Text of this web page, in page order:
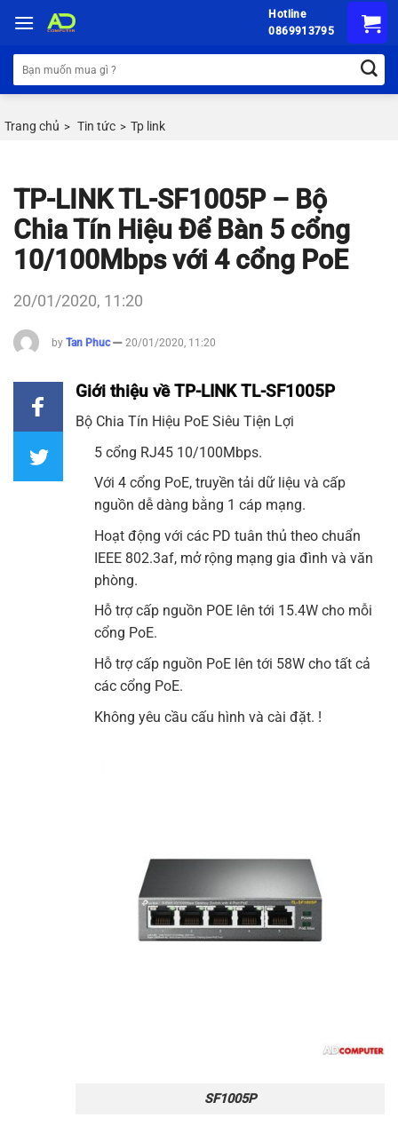
đến
nội
dung
Hotline
0869913795
Tìm
kiếm:
Trang chủ > Tin tức > Tp link
TP-LINK TL-SF1005P – Bộ
Chia Tín Hiệu Để Bàn 5 cổng
10/100Mbps với 4 cổng PoE
20/01/2020, 11:20
by Tan Phuc 20/01/2020, 11:20
Giới thiệu về TP-LINK TL-SF1005P
Bộ Chia Tín Hiệu PoE Siêu Tiện Lợi
5 cổng RJ45 10/100Mbps.
Với 4 cổng PoE, truyền tải dữ liệu và cấp
nguồn dễ dàng bằng 1 cáp mạng.
Hoạt động với các PD tuân thủ theo chuẩn
IEEE 802.3af, mở rộng mạng gia đình và văn
phòng.
Hỗ trợ cấp nguồn POE lên tới 15.4W cho mỗi
cổng PoE.
Hỗ trợ cấp nguồn PoE lên tới 58W cho tất cả
các cổng PoE.
Không yêu cầu cấu hình và cài đặt. !
SF1005P